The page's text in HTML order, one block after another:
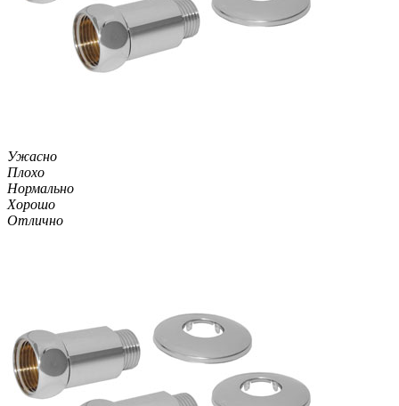
Ужасно
Плохо
Нормально
Хорошо
Отлично